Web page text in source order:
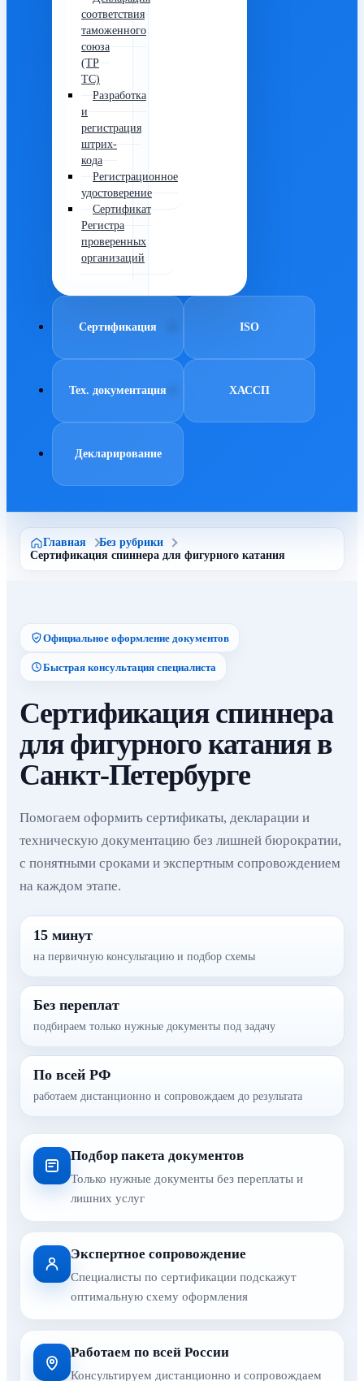
соответствия
таможенного
союза
(ТР
ТС)
Разработка
и
регистрация
штрих-
кода
Регистрационное
удостоверение
Сертификат
Регистра
проверенных
организаций
Сертификация ISO
Тех. документация ХАССП
Декларирование
Главная
Без рубрики
Сертификация спиннера для фигурного катания
Официальное оформление документов
Быстрая консультация специалиста
Сертификация спиннера
для фигурного катания в
Санкт-Петербурге
Помогаем оформить сертификаты, декларации и
техническую документацию без лишней бюрократии,
с понятными сроками и экспертным сопровождением
на каждом этапе.
15 минут
на первичную консультацию и подбор схемы
Без переплат
подбираем только нужные документы под задачу
По всей РФ
работаем дистанционно и сопровождаем до результата
Подбор пакета документов
Только нужные документы без переплаты и
лишних услуг
Экспертное сопровождение
Специалисты по сертификации подскажут
оптимальную схему оформления
Работаем по всей России
Консультируем дистанционно и сопровождаем